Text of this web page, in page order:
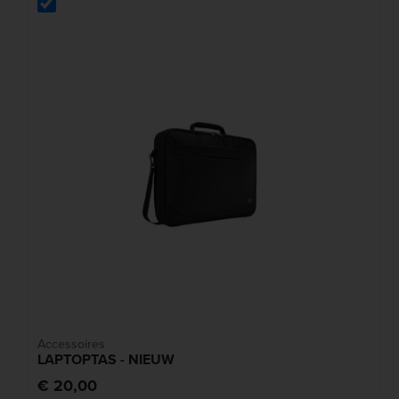
Accessoires
LAPTOPTAS - NIEUW
€ 20,00